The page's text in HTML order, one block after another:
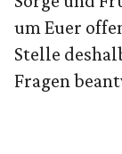
um Euer
Stelle
Fragen